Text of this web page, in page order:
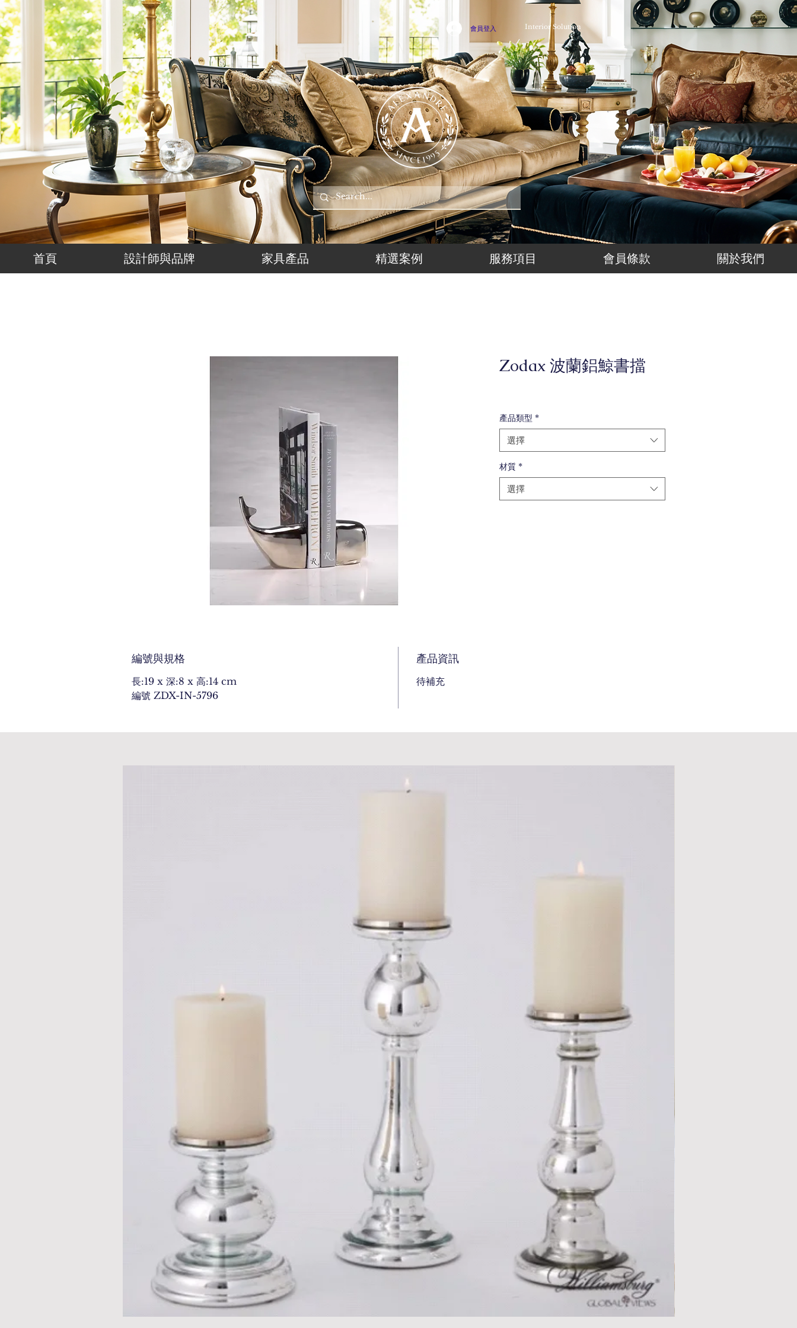
Interior Solution
會員登入
首頁 設計師與品牌 家具產品 精選案例 服務項目 會員條款 關於我們
Zodax 波蘭鋁鯨書擋
產品類型 *
選擇
材質 *
選擇
編號與規格
長:19 x 深:8 x 高:14 cm
編號 ZDX-IN-5796
產品資訊
待補充